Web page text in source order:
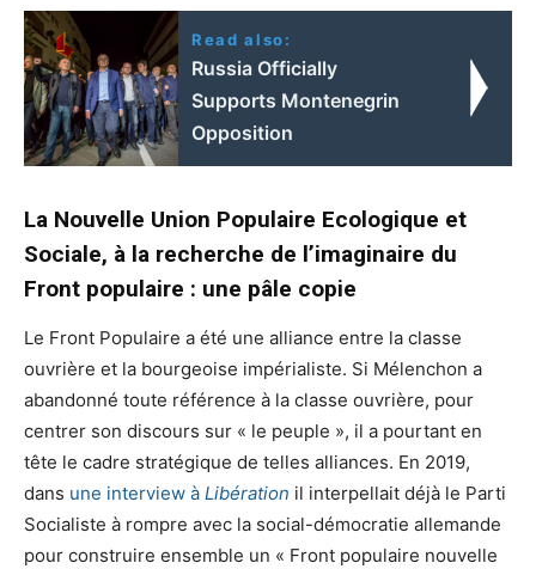
Read also:
Russia Officially
Supports Montenegrin
Opposition
La Nouvelle Union Populaire Ecologique et
Sociale, à la recherche de l’imaginaire du
Front populaire : une pâle copie
Le Front Populaire a été une alliance entre la classe
ouvrière et la bourgeoise impérialiste. Si Mélenchon a
abandonné toute référence à la classe ouvrière, pour
centrer son discours sur « le peuple », il a pourtant en
tête le cadre stratégique de telles alliances. En 2019,
dans une interview à Libération il interpellait déjà le Parti
Socialiste à rompre avec la social-démocratie allemande
pour construire ensemble un « Front populaire nouvelle